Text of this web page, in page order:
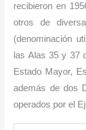
recibieron en
otros de
(denominación
las Alas 35 y 37
Estado Mayor,
además de dos
operados por el